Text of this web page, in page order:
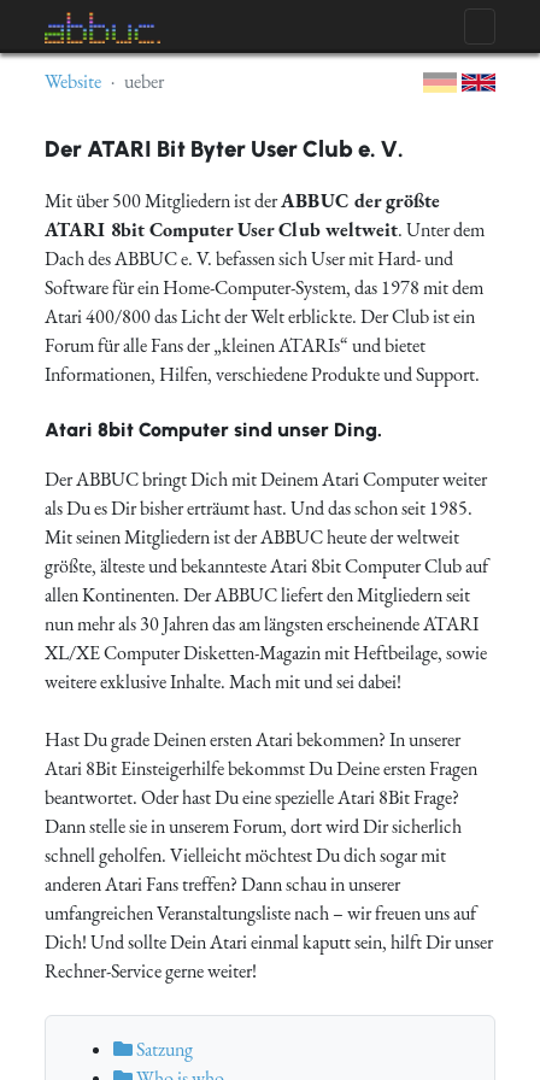
Website ueber
Der ATARI Bit Byter User Club e. V.
Mit über 500 Mitgliedern ist derABBUC der größte
ATARI 8bit Computer User Club weltweit. Unter dem
Dach des ABBUC e. V. befassen sich User mit Hard- und
Software für ein Home-Computer-System, das 1978 mit dem
Atari 400/800 das Licht der Welt erblickte. Der Club ist ein
Forum für alle Fans der „kleinen ATARIs“ und bietet
Informationen, Hilfen, verschiedene Produkte und Support.
Atari 8bit Computer sind unser Ding.
Der ABBUC bringt Dich mit Deinem Atari Computer weiter
als Du es Dir bisher erträumt hast. Und das schon seit 1985.
Mit seinen Mitgliedern ist der ABBUC heute der weltweit
größte, älteste und bekannteste Atari 8bit Computer Club auf
allen Kontinenten. Der ABBUC liefert den Mitgliedern seit
nun mehr als 30 Jahren das am längsten erscheinende ATARI
XL/XE Computer Disketten-Magazin mit Heftbeilage, sowie
weitere exklusive Inhalte. Mach mit und sei dabei!
Hast Du grade Deinen ersten Atari bekommen? In unserer
Atari 8Bit Einsteigerhilfe bekommst Du Deine ersten Fragen
beantwortet. Oder hast Du eine spezielle Atari 8Bit Frage?
Dann stelle sie in unserem Forum, dort wird Dir sicherlich
schnell geholfen. Vielleicht möchtest Du dich sogar mit
anderen Atari Fans treffen? Dann schau in unserer
umfangreichen Veranstaltungsliste nach – wir freuen uns auf
Dich! Und sollte Dein Atari einmal kaputt sein, hilft Dir unser
Rechner-Service gerne weiter!
Satzung